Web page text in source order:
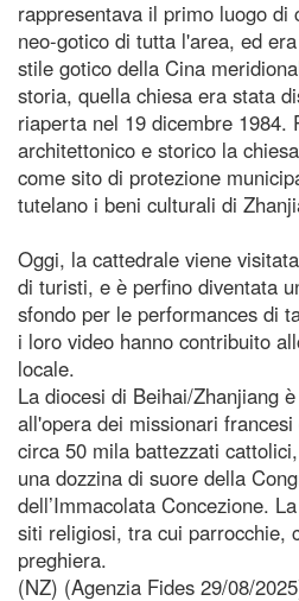
rappresentava il primo luogo
neo-gotico di tutta l'area, ed
stile gotico della Cina
storia, quella chiesa era stata
riaperta nel 19 dicembre 1984.
architettonico e storico la
come sito di protezione
tutelano i beni culturali di
Oggi, la cattedrale viene
di turisti, e è perfino diventata
sfondo per le performances di
i loro video hanno contribuito
locale.
La diocesi di Beihai/Zhanjiang
all'opera dei missionari
circa 50 mila battezzati
una dozzina di suore della
dell’Immacolata Concezione.
siti religiosi, tra cui parrocchie,
preghiera.
(NZ) (Agenzia Fides 29/08/